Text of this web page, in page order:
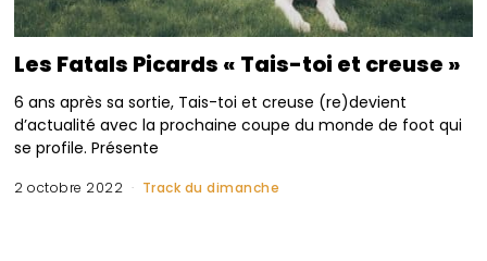
Les Fatals Picards « Tais-toi et creuse »
6 ans après sa sortie, Tais-toi et creuse (re)devient
d’actualité avec la prochaine coupe du monde de foot qui
se profile. Présente
2 octobre 2022 Track du dimanche